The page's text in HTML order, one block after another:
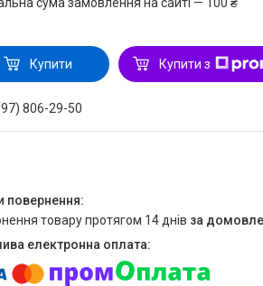
Купити Купити з
806-29-50
товару протягом 14 днів за